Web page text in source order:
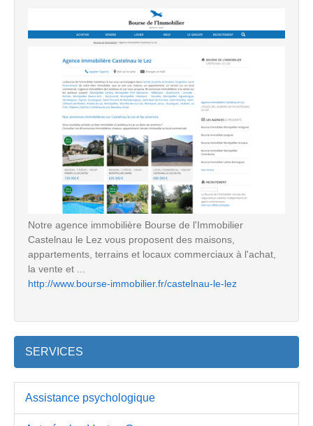
Notre agence immobilière Bourse de l'Immobilier
Castelnau le Lez vous proposent des maisons,
appartements, terrains et locaux commerciaux à l'achat,
la vente et ...
http://www.bourse-immobilier.fr/castelnau-le-lez
SERVICES
Assistance psychologique